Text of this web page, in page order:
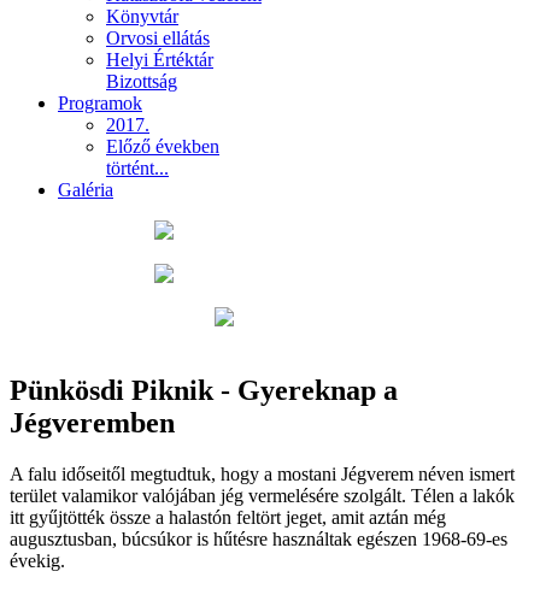
Könyvtár
Orvosi ellátás
Helyi Értéktár
Bizottság
Programok
2017.
Előző években
történt...
Galéria
Pünkösdi Piknik - Gyereknap a
Jégveremben
A falu időseitől megtudtuk, hogy a mostani Jégverem néven ismert
terület valamikor valójában jég vermelésére szolgált. Télen a lakók
itt gyűjtötték össze a halastón feltört jeget, amit aztán még
augusztusban, búcsúkor is hűtésre használtak egészen 1968-69-es
évekig.